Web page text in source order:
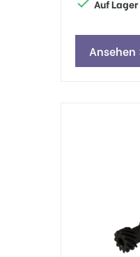
Auf Lager
Ansehen